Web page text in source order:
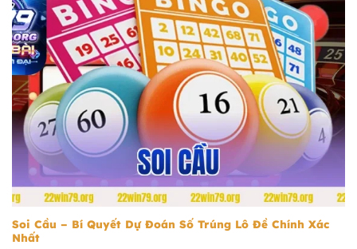
Soi Cầu
Soi Cầu – Bí Quyết Dự Đoán Số Trúng Lô Đề Chính Xác
Nhất